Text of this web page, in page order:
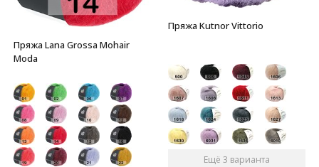
Пряжа Lana Grossa Mohair
Moda
Пряжа Kutnor Vittorio
Ещё 3 варианта